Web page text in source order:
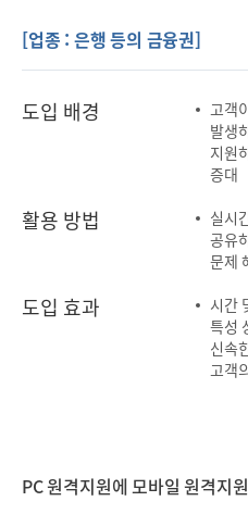
[업종 : 은행 등의 금융권]
도입 배경
고객
발생
지원
증대
활용 방법
실시
공유
문제
도입 효과
시간
특성
신속
고객
PC 원격지원에 모바일 원격지